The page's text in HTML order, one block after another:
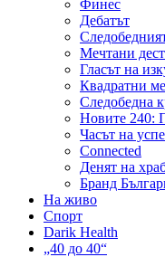
Финес
Дебатът
Мечтани
Гласът на
Квадратни
Следобедна
Новите 240:
Часът на
Connected
Денят на
Бранд
На живо
Спорт
Darik Health
„40 до 40“